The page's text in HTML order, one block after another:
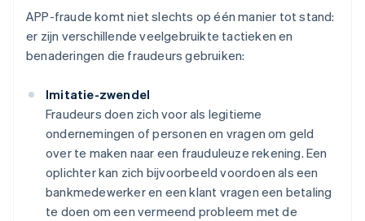
APP-fraude komt niet slechts op één manier tot stand:
er zijn verschillende veelgebruikte tactieken en
benaderingen die fraudeurs gebruiken:
Imitatie-zwendel
Fraudeurs doen zich voor als legitieme
ondernemingen of personen en vragen om geld
over te maken naar een frauduleuze rekening. Een
oplichter kan zich bijvoorbeeld voordoen als een
bankmedewerker en een klant vragen een betaling
te doen om een vermeend probleem met de